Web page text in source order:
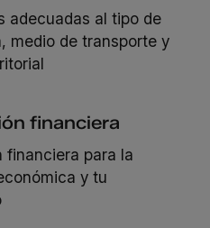
adecuadas al tipo de
medio de transporte y
financiera
financiera para la
y tu